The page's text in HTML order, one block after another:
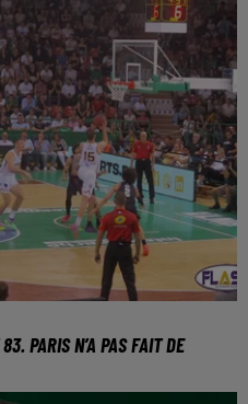
PARIS N’A PAS FAIT DE